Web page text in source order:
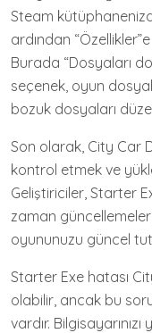
Steam
ardından
Burada “Dosyaları
seçenek, oyun
bozuk dosyaları
Son olarak, City Car
kontrol etmek ve
Geliştiriciler, Starter
zaman
oyununuzu güncel
Starter Exe hatası
olabilir, ancak bu
vardır.